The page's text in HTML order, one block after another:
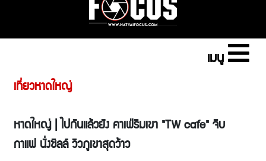
เมนู
เที่ยวหาดใหญ่
หาดใหญ่ | ไปกันแล้วยัง คาเฟ่ริมเขา "TW cafe" จิบ
กาแฟ นั่งชิลล์ วิวภูเขาสุดว้าว